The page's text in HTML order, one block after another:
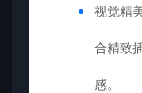
视觉精
合精致
感。